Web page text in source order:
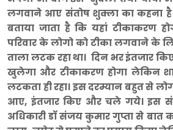
लगवाने आए संतोष शुक्ला का कहना
बताया जाता है कि यहां टीकाकरण
परिवार के लोगो को टीका लगवाने के
ताला लटक रहा था। दिन भर इंतजार
खुलेगा और टीकाकरण होगा लेकिन
लटकता ही रहा। इस दरम्यान बहुत से
आए, इंतजार किए और चले गये। इस
अधिकारी डॉ संजय कुमार गुप्ता से बात